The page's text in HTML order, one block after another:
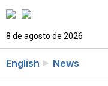
8 de agosto de 2026
English News